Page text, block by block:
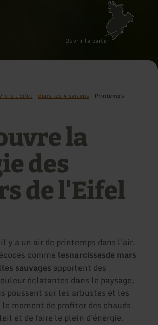
Ouvrir la carte
l'Eifel dans les 4 saisons Printemps
la
des
de l'Eifel
y a un air de printemps dans l'air.
comme lesnarcissesde mars
sauvages apportent des
éclatantes dans le paysage,
poussent sur les arbustes et les
moment de profiter des chauds
et de faire le plein d'énergie.